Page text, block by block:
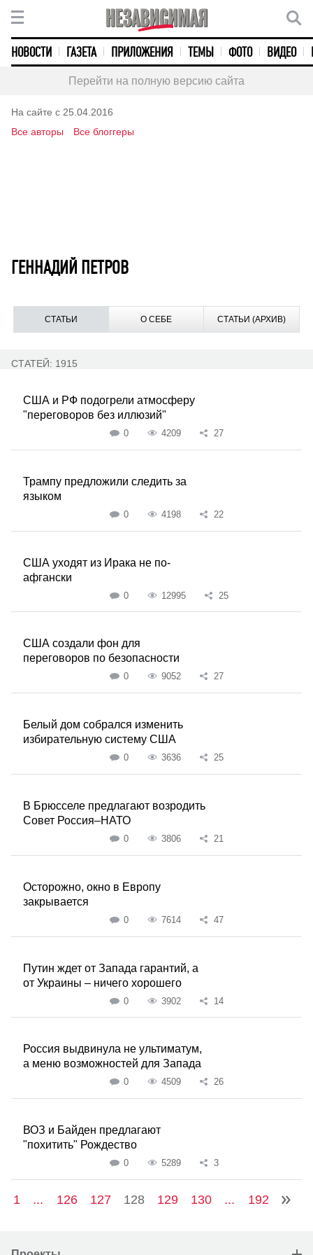
НОВОСТИ ГАЗЕТА ПРИЛОЖЕНИЯ ТЕМЫ ФОТО ВИДЕО
Перейти на полную версию сайта
На сайте с 25.04.2016
Все авторы
Все блоггеры
ГЕННАДИЙ ПЕТРОВ
СТАТЬИ О СЕБЕ СТАТЬИ (АРХИВ)
СТАТЕЙ: 1915
США и РФ подогрели атмосферу
"переговоров без иллюзий"
0 4209 27
Трампу предложили следить за
языком
0 4198 22
США уходят из Ирака не по-
афгански
0 12995 25
США создали фон для
переговоров по безопасности
0 9052 27
Белый дом собрался изменить
избирательную систему США
0 3636 25
В Брюсселе предлагают возродить
Совет Россия–НАТО
0 3806 21
Осторожно, окно в Европу
закрывается
0 7614 47
Путин ждет от Запада гарантий, а
от Украины – ничего хорошего
0 3902 14
Россия выдвинула не ультиматум,
а меню возможностей для Запада
0 4509 26
ВОЗ и Байден предлагают
"похитить" Рождество
0 5289 3
1 ... 126 127 128 129 130 ... 192